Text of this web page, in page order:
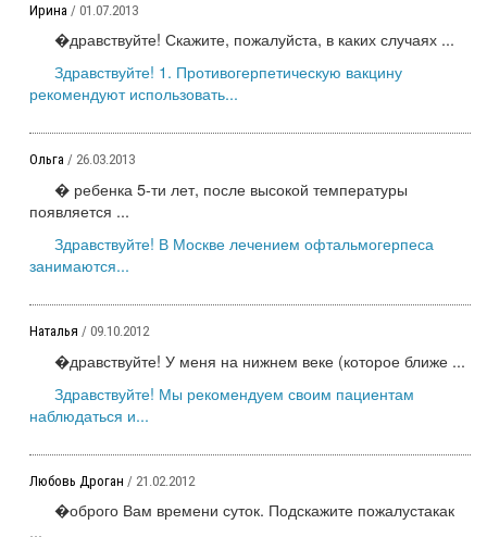
Ирина / 01.07.2013
�дравствуйте! Скажите, пожалуйста, в каких случаях ...
Здравствуйте! 1. Противогерпетическую вакцину
рекомендуют использовать...
Ольга / 26.03.2013
� ребенка 5-ти лет, после высокой температуры
появляется ...
Здравствуйте! В Москве лечением офтальмогерпеса
занимаются...
Наталья / 09.10.2012
�дравствуйте! У меня на нижнем веке (которое ближе ...
Здравствуйте! Мы рекомендуем своим пациентам
наблюдаться и...
Любовь Дроган / 21.02.2012
�оброго Вам времени суток. Подскажите пожалустакак
...